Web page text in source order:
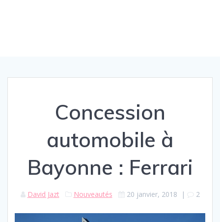
Concession
automobile à
Bayonne : Ferrari
David Jazt Nouveautés 20 janvier, 2018 | 2